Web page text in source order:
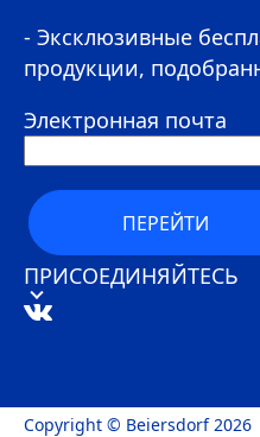
- Эксклюзивные
продукции,
Электронная почта
ПЕРЕЙТИ
ПРИСОЕДИНЯЙТЕСЬ
Copyright © Beiersdorf 2026